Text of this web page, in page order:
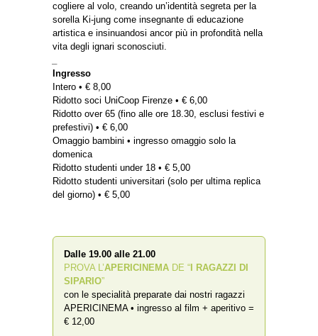
cogliere al volo, creando un’identità segreta per la
sorella Ki-jung come insegnante di educazione
artistica e insinuandosi ancor più in profondità nella
vita degli ignari sconosciuti.
Ingresso
Intero • € 8,00
Ridotto soci UniCoop Firenze • € 6,00
Ridotto over 65 (fino alle ore 18.30, esclusi festivi e
prefestivi) • € 6,00
Omaggio bambini • ingresso omaggio solo la
domenica
Ridotto studenti under 18 • € 5,00
Ridotto studenti universitari (solo per ultima replica
del giorno) • € 5,00
Dalle 19.00 alle 21.00
PROVA L’APERICINEMA DE “ I RAGAZZI DI
SIPARIO”
con le specialità preparate dai nostri ragazzi
APERICINEMA • ingresso al film + aperitivo =
€ 12,00